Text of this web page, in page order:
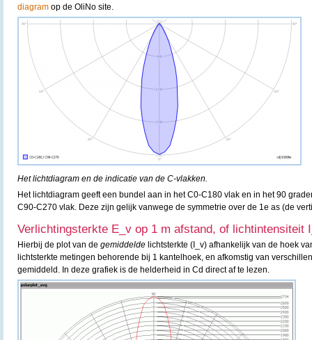
diagram op de OliNo site.
Het lichtdiagram en de indicatie van de C-vlakken.
Het lichtdiagram geeft een bundel aan in het C0-C180 vlak en in het 90
C90-C270 vlak. Deze zijn gelijk vanwege de symmetrie over de 1e as (de
Verlichtingsterkte E_v op 1 m afstand, of lichtintensiteit
Hierbij de plot van de gemiddelde lichtsterkte (I_v) afhankelijk van de hoek
lichtsterkte metingen behorende bij 1 kantelhoek, en afkomstig van
gemiddeld. In deze grafiek is de helderheid in Cd direct af te lezen.